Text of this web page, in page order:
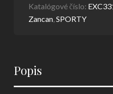
Katalógové číslo:
Zancan ,SPORTY
Popis